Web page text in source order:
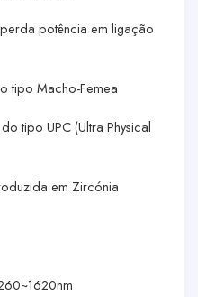
potência em ligação
tipo Macho-Femea
tipo UPC (Ultra Physical
em Zircónia